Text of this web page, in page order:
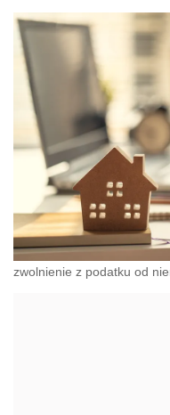
zwolnienie z podatku od